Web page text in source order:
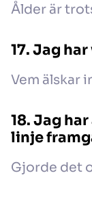
Ålder är
17. Jag
Vem älskar
18. Jag
linje
Gjorde det